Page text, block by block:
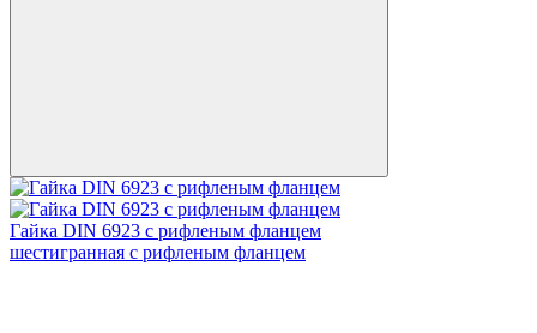
Гайка DIN 6923 с рифленым фланцем
шестигранная с рифленым фланцем